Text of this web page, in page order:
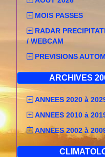
MOIS PASSES
RADAR
/ WEBCAM
PREVISIONS
ARCHIVES
ANNEES 2020 à
ANNEES 2010 à
ANNEES 2002 à